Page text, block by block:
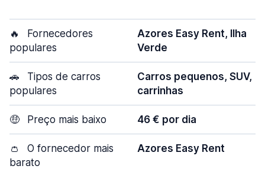
🔥
Fornecedores
populares
Azores Easy Rent, Ilha
Verde
🚗
Tipos de carros
populares
Carros pequenos, SUV,
carrinhas
🤑 Preço mais baixo 46 € por dia
👛
O fornecedor mais
barato
Azores Easy Rent